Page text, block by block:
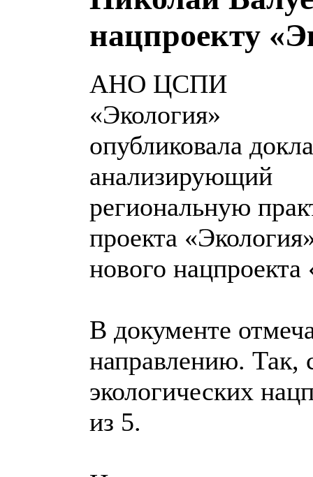
нацпроекту
АНО ЦСПИ
«Экология»
опубликовала
анализирующий
региональную
проекта
нового нацпроекта
В документе
направлению. Так,
экологических
из 5.